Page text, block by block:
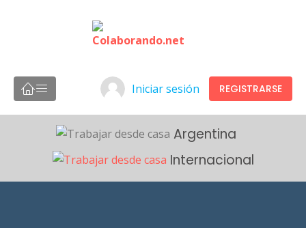
Iniciar sesión REGISTRARSE
Argentina
Internacional